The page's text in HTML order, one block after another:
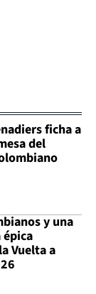
ficha a
del
y una
Vuelta a